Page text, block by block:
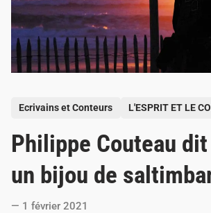
s
e
d
Ecrivains et Conteurs L'ESPRIT ET LE
Philippe Couteau
un bijou de
1 février 2021